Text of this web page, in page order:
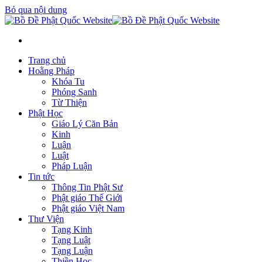
Bỏ qua nội dung
Trang chủ
Hoằng Pháp
Khóa Tu
Phóng Sanh
Từ Thiện
Phật Học
Giáo Lý Căn Bản
Kinh
Luận
Luật
Pháp Luận
Tin tức
Thông Tin Phật Sư
Phật giáo Thế Giới
Phật giáo Việt Nam
Thư Viện
Tạng Kinh
Tạng Luật
Tạng Luận